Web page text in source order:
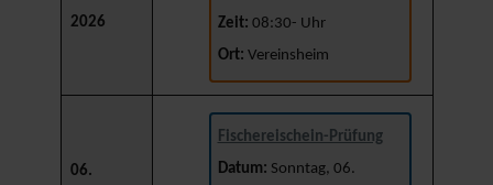
2026
Zeit: 08:30- Uhr
Ort: Vereinsheim
06.
Fischereischein-Prüfung
Datum: Sonntag, 06.